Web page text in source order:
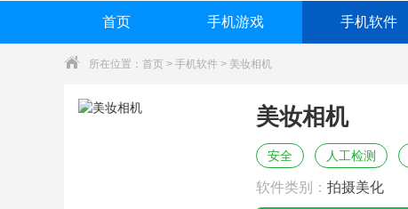
首页 手机游戏 手机软件
所在位置： 首页 > 手机软件 > 美妆相机
美妆相机
安全 人工检测
软件类别： 拍摄美化